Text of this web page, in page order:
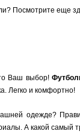
Посмотрите еще
Ваш выбор!
Легко и комфортно!
одежде?
А какой самый